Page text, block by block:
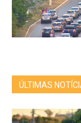
ÚLTIMAS